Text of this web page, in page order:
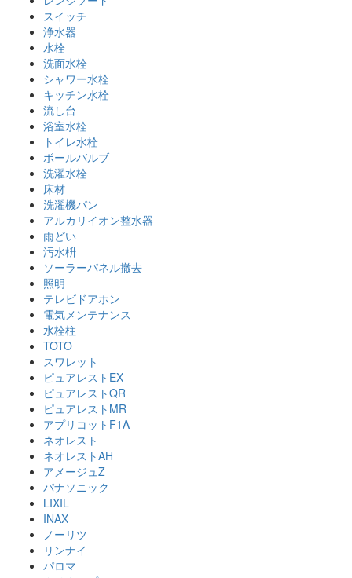
スイッチ
浄水器
水栓
洗面水栓
シャワー水栓
キッチン水栓
流し台
浴室水栓
トイレ水栓
ボールバルブ
洗濯水栓
床材
洗濯機パン
アルカリイオン整水器
雨どい
汚水枡
ソーラーパネル撤去
照明
テレビドアホン
電気メンテナンス
水栓柱
TOTO
スワレット
ピュアレストEX
ピュアレストQR
ピュアレストMR
アプリコットF1A
ネオレスト
ネオレストAH
アメージュZ
パナソニック
LIXIL
INAX
ノーリツ
リンナイ
パロマ